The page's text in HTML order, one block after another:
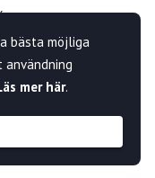
bästa möjliga
mer här.